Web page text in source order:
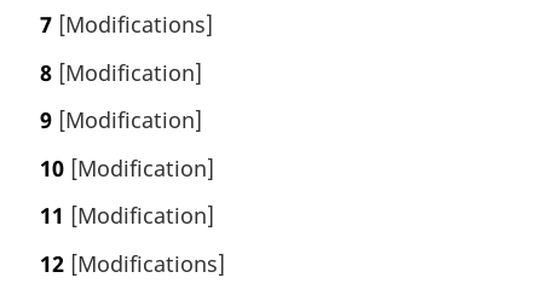
7 [Modifications]
8 [Modification]
9 [Modification]
10 [Modification]
11 [Modification]
12 [Modifications]